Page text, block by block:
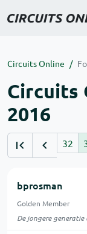
Circuits Online
Circuits
2016
32
bprosman
Golden Member
De jongere